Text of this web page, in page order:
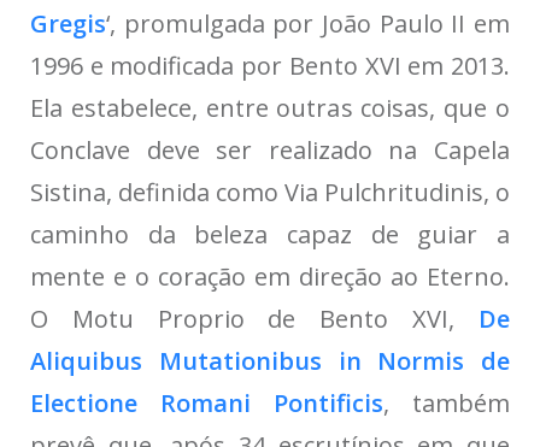
Gregis‘, promulgada por João Paulo II em
1996 e modificada por Bento XVI em 2013.
Ela estabelece, entre outras coisas, que o
Conclave deve ser realizado na Capela
Sistina, definida como Via Pulchritudinis, o
caminho da beleza capaz de guiar a
mente e o coração em direção ao Eterno.
O Motu Proprio de Bento XVI, De
Aliquibus Mutationibus in Normis de
Electione Romani Pontificis, também